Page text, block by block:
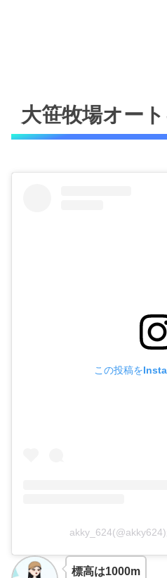
大笹牧場オー
この投稿を
標高は1000m